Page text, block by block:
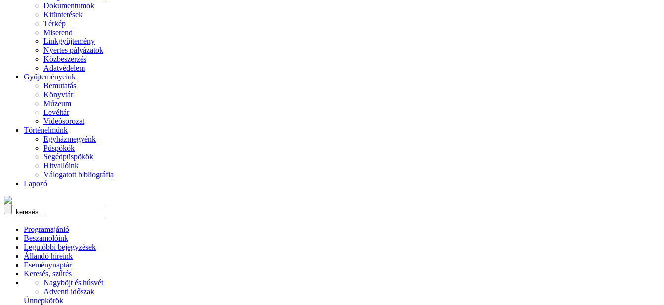
Dokumentumok
Kitüntetések
Térkép
Miserend
Linkgyűjtemény
Nyertes pályázatok
Közbeszerzés
Adatvédelem
Gyűjteményeink
Bemutatás
Könyvtár
Múzeum
Levéltár
Videósorozat
Történelmünk
Egyházmegyénk
Püspökök
Segédpüspökök
Hitvallóink
Válogatott bibliográfia
Lapozó
Programajánló
Beszámolóink
Legutóbbi bejegyzések
Állandó híreink
Eseménynaptár
Keresés, szűrés
Nagyböjt és húsvét
Adventi időszak
Ünnepkörök